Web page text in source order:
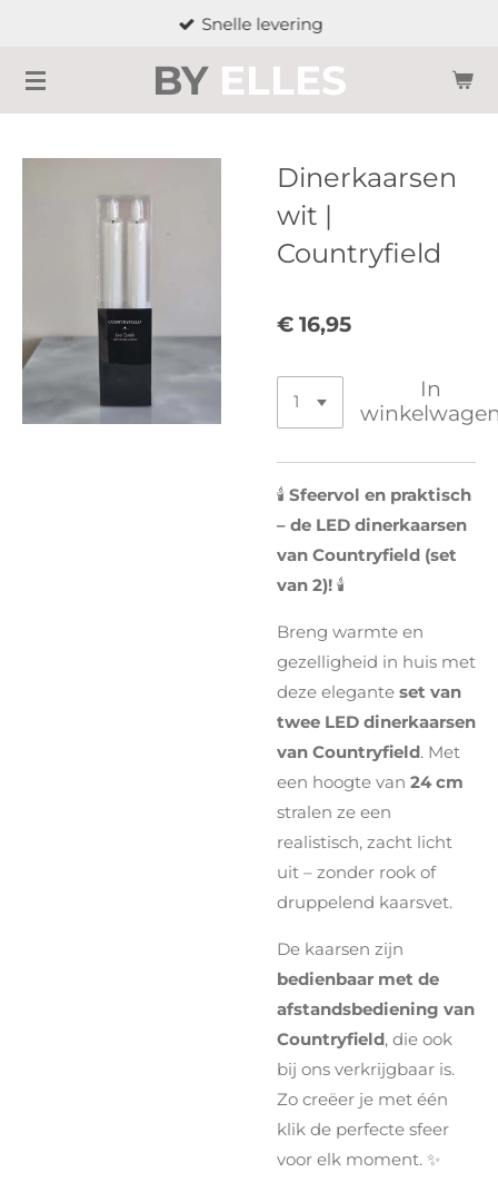
naar
de
BY ELLES
Snelle levering
Dinerkaarsen
wit |
Countryfield
€ 16,95
In
🕯️ Sfeervol en praktisch
– de LED dinerkaarsen
van Countryfield (set
van 2)! 🕯️
Breng warmte en
gezelligheid in huis met
deze elegante set van
twee LED dinerkaarsen
van Countryfield. Met
een hoogte van 24 cm
stralen ze een
realistisch, zacht licht
uit – zonder rook of
druppelend kaarsvet.
De kaarsen zijn
bedienbaar met de
afstandsbediening van
Countryfield, die ook
bij ons verkrijgbaar is.
Zo creëer je met één
klik de perfecte sfeer
voor elk moment. ✨